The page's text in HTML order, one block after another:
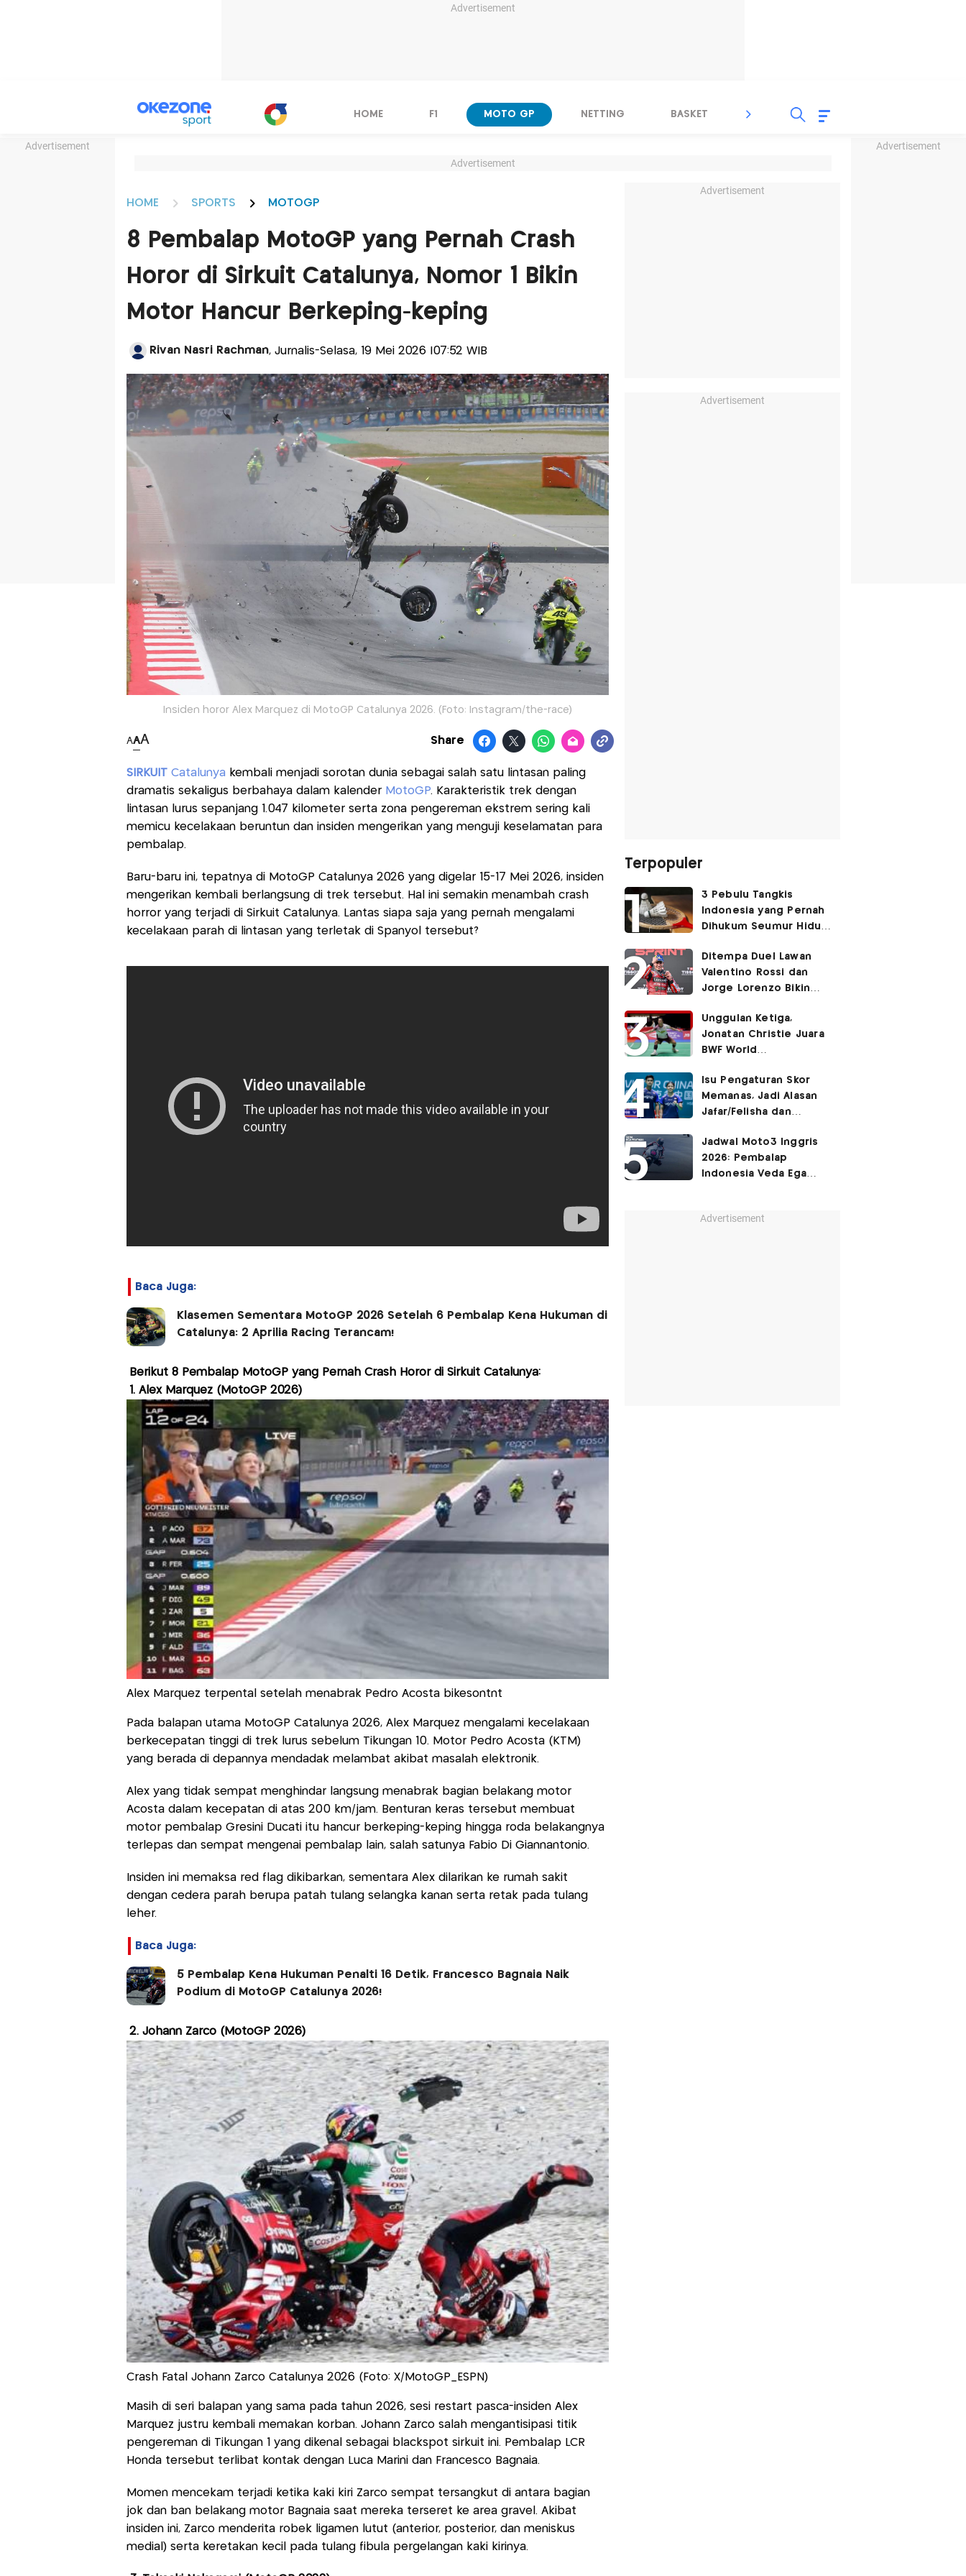
Advertisement
Advertisement Advertisement
HOME F1 MOTO GP NETTING BASKET SPORT LAIN
Advertisement
HOME SPORTS MOTOGP
8 Pembalap MotoGP yang Pernah Crash
Horor di Sirkuit Catalunya, Nomor 1 Bikin
Motor Hancur Berkeping-keping
Rivan Nasri Rachman, Jurnalis-Selasa, 19 Mei 2026 |07:52 WIB
Insiden horor Alex Marquez di MotoGP Catalunya 2026. (Foto: Instagram/the-race)
AAA Share
SIRKUIT Catalunya kembali menjadi sorotan dunia sebagai salah satu lintasan paling
dramatis sekaligus berbahaya dalam kalender MotoGP. Karakteristik trek dengan
lintasan lurus sepanjang 1.047 kilometer serta zona pengereman ekstrem sering kali
memicu kecelakaan beruntun dan insiden mengerikan yang menguji keselamatan para
pembalap.
Baru-baru ini, tepatnya di MotoGP Catalunya 2026 yang digelar 15-17 Mei 2026, insiden
mengerikan kembali berlangsung di trek tersebut. Hal ini semakin menambah crash
horror yang terjadi di Sirkuit Catalunya. Lantas siapa saja yang pernah mengalami
kecelakaan parah di lintasan yang terletak di Spanyol tersebut?
Baca Juga:
Klasemen Sementara MotoGP 2026 Setelah 6 Pembalap Kena Hukuman di
Catalunya: 2 Aprilia Racing Terancam!
Berikut 8 Pembalap MotoGP yang Pernah Crash Horor di Sirkuit Catalunya:
1. Alex Marquez (MotoGP 2026)
Alex Marquez terpental setelah menabrak Pedro Acosta bikesontnt
Pada balapan utama MotoGP Catalunya 2026, Alex Marquez mengalami kecelakaan
berkecepatan tinggi di trek lurus sebelum Tikungan 10. Motor Pedro Acosta (KTM)
yang berada di depannya mendadak melambat akibat masalah elektronik.
Alex yang tidak sempat menghindar langsung menabrak bagian belakang motor
Acosta dalam kecepatan di atas 200 km/jam. Benturan keras tersebut membuat
motor pembalap Gresini Ducati itu hancur berkeping-keping hingga roda belakangnya
terlepas dan sempat mengenai pembalap lain, salah satunya Fabio Di Giannantonio.
Insiden ini memaksa red flag dikibarkan, sementara Alex dilarikan ke rumah sakit
dengan cedera parah berupa patah tulang selangka kanan serta retak pada tulang
leher.
Baca Juga:
5 Pembalap Kena Hukuman Penalti 16 Detik, Francesco Bagnaia Naik
Podium di MotoGP Catalunya 2026!
2. Johann Zarco (MotoGP 2026)
Crash Fatal Johann Zarco Catalunya 2026 (Foto: X/MotoGP_ESPN)
Masih di seri balapan yang sama pada tahun 2026, sesi restart pasca-insiden Alex
Marquez justru kembali memakan korban. Johann Zarco salah mengantisipasi titik
pengereman di Tikungan 1 yang dikenal sebagai blackspot sirkuit ini. Pembalap LCR
Honda tersebut terlibat kontak dengan Luca Marini dan Francesco Bagnaia.
Momen mencekam terjadi ketika kaki kiri Zarco sempat tersangkut di antara bagian
jok dan ban belakang motor Bagnaia saat mereka terseret ke area gravel. Akibat
insiden ini, Zarco menderita robek ligamen lutut (anterior, posterior, dan meniskus
medial) serta keretakan kecil pada tulang fibula pergelangan kaki kirinya.
Advertisement
Advertisement
Terpopuler
3 Pebulu Tangkis
Indonesia yang Pernah
Dihukum Seumur Hidup
Nomor 1 Hendra
Ditempa Duel Lawan
Valentino Rossi dan
Jorge Lorenzo Bikin
Dikalahkan
Unggulan Ketiga,
Jonatan Christie Juara
BWF World
Isu Pengaturan Skor
Memanas, Jadi Alasan
Jafar/Felisha dan
dari BWF World
Championships 2026?
Jadwal Moto3 Inggris
2026: Pembalap
Indonesia Veda Ega
Advertisement